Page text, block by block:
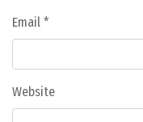
Email *
Website